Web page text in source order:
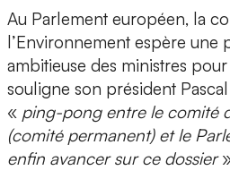
Au Parlement européen, la
l’Environnement espère une
ambitieuse des ministres
souligne son président
« ping-pong entre le comité
(comité permanent) et le
enfin avancer sur ce dossier